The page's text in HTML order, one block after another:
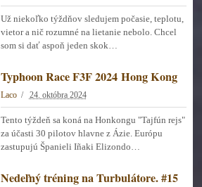
Už niekoľko týždňov sledujem počasie, teplotu,
vietor a nič rozumné na lietanie nebolo. Chcel
som si dať aspoň jeden skok…
Typhoon Race F3F 2024 Hong Kong
Laco 24. októbra 2024
Tento týždeň sa koná na Honkongu "Tajfún rejs"
za účasti 30 pilotov hlavne z Ázie. Európu
zastupujú Španieli Iñaki Elizondo…
Nedeľný tréning na Turbulátore. #15